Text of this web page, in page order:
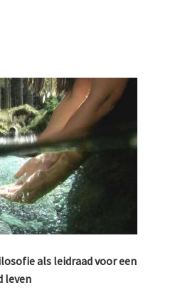
als leidraad voor een
leven